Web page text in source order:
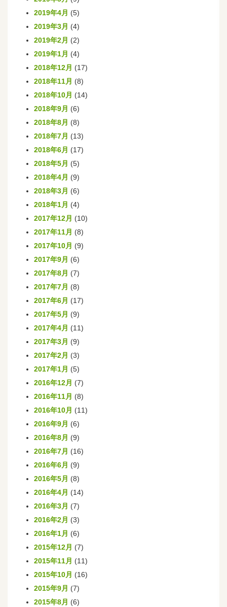
2019年4月 (5)
2019年3月 (4)
2019年2月 (2)
2019年1月 (4)
2018年12月 (17)
2018年11月 (8)
2018年10月 (14)
2018年9月 (6)
2018年8月 (8)
2018年7月 (13)
2018年6月 (17)
2018年5月 (5)
2018年4月 (9)
2018年3月 (6)
2018年1月 (4)
2017年12月 (10)
2017年11月 (8)
2017年10月 (9)
2017年9月 (6)
2017年8月 (7)
2017年7月 (8)
2017年6月 (17)
2017年5月 (9)
2017年4月 (11)
2017年3月 (9)
2017年2月 (3)
2017年1月 (5)
2016年12月 (7)
2016年11月 (8)
2016年10月 (11)
2016年9月 (6)
2016年8月 (9)
2016年7月 (16)
2016年6月 (9)
2016年5月 (8)
2016年4月 (14)
2016年3月 (7)
2016年2月 (3)
2016年1月 (6)
2015年12月 (7)
2015年11月 (11)
2015年10月 (16)
2015年9月 (7)
2015年8月 (6)